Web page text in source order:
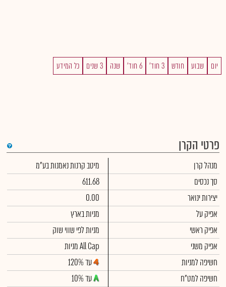
יום שבוע חודש 3 חוד' 6 חוד' שנה 3 שנים כל המידע
פרטי הקרן
מנהל קרן
מיטב קרנות נאמנות בע"מ
סך נכסים
611.68
יצירות ינואר
0.00
אפיק על
מניות בארץ
אפיק ראשי
מניות לפי שווי שוק
אפיק משני
מניות All Cap
חשיפה למניות
עד 120%
חשיפה למט"ח
עד 10%